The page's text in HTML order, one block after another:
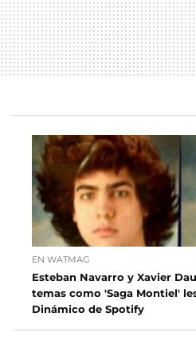
EN WATMAG
Esteban Navarro y Xavier
temas como 'Saga Montiel'
Dinámico de Spotify